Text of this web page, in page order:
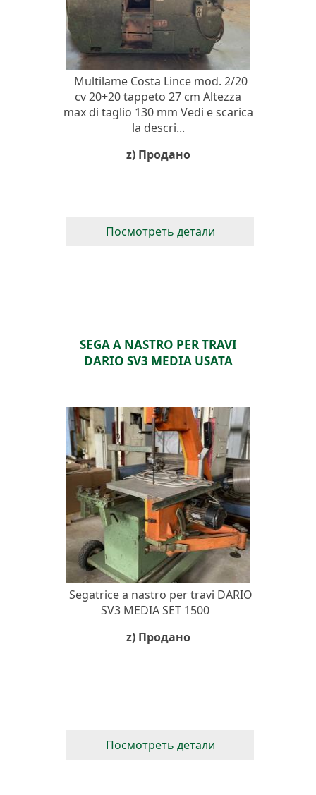
Multilame Costa Lince mod. 2/20
cv 20+20 tappeto 27 cm Altezza
max di taglio 130 mm Vedi e scarica
la descri...
z) Продано
Посмотреть детали
SEGA A NASTRO PER TRAVI
DARIO SV3 MEDIA USATA
Segatrice a nastro per travi DARIO
SV3 MEDIA SET 1500
z) Продано
Посмотреть детали